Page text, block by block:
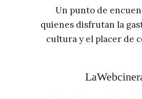
Un punto de
quienes disfrutan la
cultura y el placer de